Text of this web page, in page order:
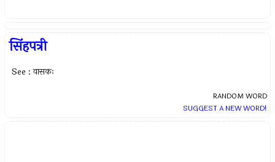
सिंहपत्री
See : वासकः
RANDOM WORD
SUGGEST A NEW WORD!